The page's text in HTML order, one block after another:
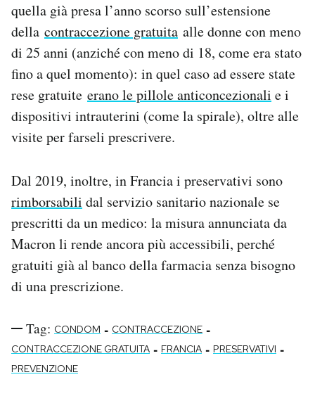
quella già presa l’anno scorso sull’estensione
della contraccezione gratuita alle donne con meno
di 25 anni (anziché con meno di 18, come era stato
fino a quel momento): in quel caso ad essere state
rese gratuite erano le pillole anticoncezionali e i
dispositivi intrauterini (come la spirale), oltre alle
visite per farseli prescrivere.
Dal 2019, inoltre, in Francia i preservativi sono
rimborsabili dal servizio sanitario nazionale se
prescritti da un medico: la misura annunciata da
Macron li rende ancora più accessibili, perché
gratuiti già al banco della farmacia senza bisogno
di una prescrizione.
Tag: CONDOM - CONTRACCEZIONE -
CONTRACCEZIONE GRATUITA - FRANCIA - PRESERVATIVI -
PREVENZIONE